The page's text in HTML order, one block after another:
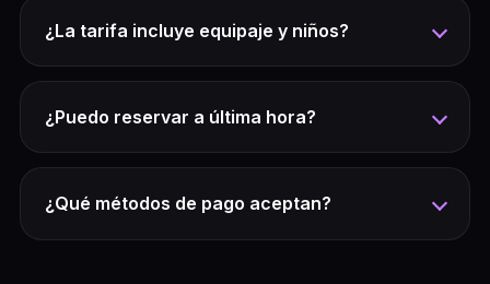
¿La tarifa incluye equipaje y niños?
¿Puedo reservar a última hora?
¿Qué métodos de pago aceptan?